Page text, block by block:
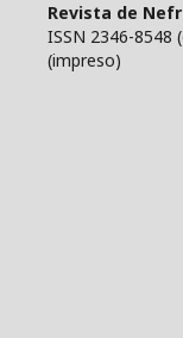
Revista de
ISSN 2346-8548
(impreso)